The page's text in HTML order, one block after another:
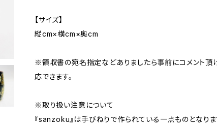
【サイズ】
縦cm×横cm×奥cm
※領収書の宛名指定などありましたら事前にコメント頂
応できます。
※取り扱い注意について
『sanzoku』は手びねりで作られている一点ものとなりま